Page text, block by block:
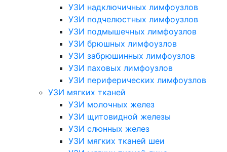
УЗИ надключичных лимфоузлов
УЗИ подчелюстных лимфоузлов
УЗИ подмышечных лимфоузлов
УЗИ брюшных лимфоузлов
УЗИ забрюшинных лимфоузлов
УЗИ паховых лимфоузлов
УЗИ периферических лимфоузлов
УЗИ мягких тканей
УЗИ молочных желез
УЗИ щитовидной железы
УЗИ слюнных желез
УЗИ мягких тканей шеи